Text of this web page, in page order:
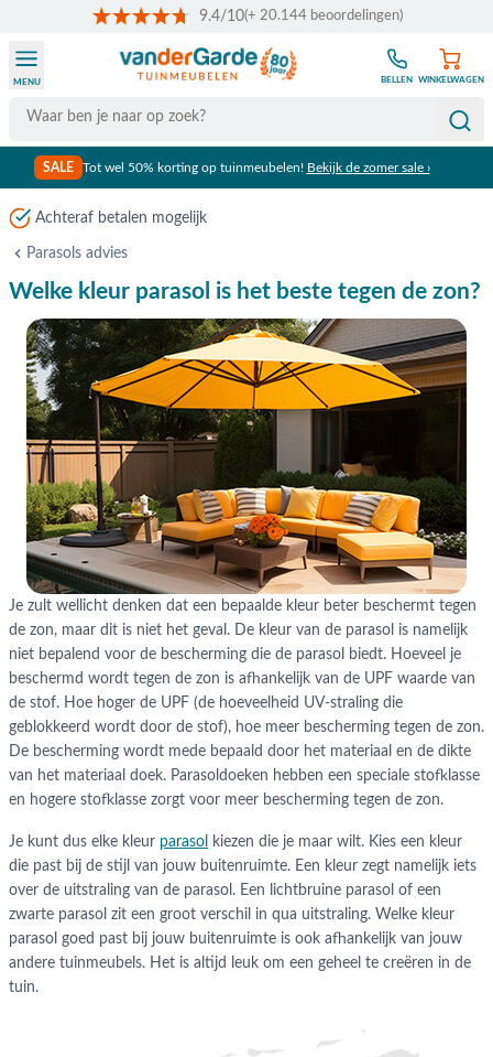
9.4/10(+ 20.144 beoordelingen)
Search
MENU BELLEN WINKELWAGEN
SALE Tot wel 50% korting op tuinmeubelen! Bekijk de zomer sale ›
Achteraf betalen mogelijk
Parasols advies
Welke kleur parasol is het beste tegen de zon?
Je zult wellicht denken dat een bepaalde kleur beter beschermt tegen
de zon, maar dit is niet het geval. De kleur van de parasol is namelijk
niet bepalend voor de bescherming die de parasol biedt. Hoeveel je
beschermd wordt tegen de zon is afhankelijk van de UPF waarde van
de stof. Hoe hoger de UPF (de hoeveelheid UV-straling die
geblokkeerd wordt door de stof), hoe meer bescherming tegen de zon.
De bescherming wordt mede bepaald door het materiaal en de dikte
van het materiaal doek. Parasoldoeken hebben een speciale stofklasse
en hogere stofklasse zorgt voor meer bescherming tegen de zon.
Je kunt dus elke kleur parasol
kiezen die je maar wilt. Kies een kleur
die past bij de stijl van jouw buitenruimte. Een kleur zegt namelijk iets
over de uitstraling van de parasol. Een lichtbruine parasol of een
zwarte parasol zit een groot verschil in qua uitstraling. Welke kleur
parasol goed past bij jouw buitenruimte is ook afhankelijk van jouw
andere tuinmeubels. Het is altijd leuk om een geheel te creëren in de
tuin.